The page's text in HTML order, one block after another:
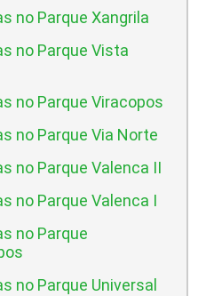
no Parque Xangrila
no Parque Vista
no Parque Viracopos
no Parque Via Norte
no Parque Valenca II
no Parque Valenca I
no Parque
no Parque Universal